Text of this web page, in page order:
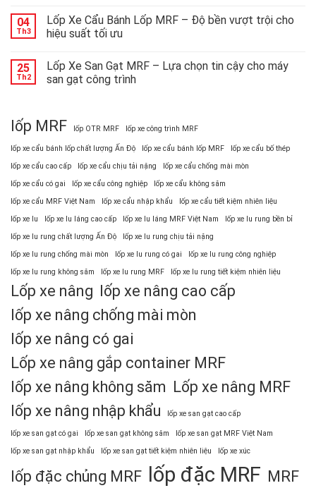
pháp
các
04
Th3
Lốp Xe Cẩu Bánh Lốp MRF – Độ bền vượt trội cho
hiệu suất tối ưu
25
Th2
Lốp Xe San Gạt MRF – Lựa chọn tin cậy cho máy
san gạt công trình
lốp MRF lốp OTR MRF lốp xe công trình MRF
lốp xe cẩu bánh lốp chất lượng Ấn Độ lốp xe cẩu bánh lốp MRF
lốp xe cẩu bố thép
lốp xe cẩu cao cấp
lốp xe cẩu chịu tải nặng
lốp xe cẩu chống mài mòn
lốp xe cẩu có gai
lốp xe cẩu công nghiệp
lốp xe cẩu không săm
lốp xe cẩu MRF Việt Nam
lốp xe cẩu nhập khẩu
lốp xe cẩu tiết kiệm nhiên liệu
lốp xe lu
lốp xe lu láng cao cấp lốp xe lu láng MRF Việt Nam
lốp xe lu rung bền bỉ
lốp xe lu rung chất lượng Ấn Độ
lốp xe lu rung chịu tải nặng
lốp xe lu rung chống mài mòn
lốp xe lu rung có gai
lốp xe lu rung công nghiệp
lốp xe lu rung không săm
lốp xe lu rung MRF lốp xe lu rung tiết kiệm nhiên liệu
Lốp xe nâng lốp xe nâng cao cấp
lốp xe nâng chống mài mòn
lốp xe nâng có gai
Lốp xe nâng gắp container MRF
lốp xe nâng không săm Lốp xe nâng MRF
lốp xe nâng nhập khẩu
lốp xe san gạt cao cấp
lốp xe san gạt có gai lốp xe san gạt không săm
lốp xe san gạt MRF Việt Nam
lốp xe san gạt nhập khẩu
lốp xe san gạt tiết kiệm nhiên liệu lốp xe xúc
lốp đặc chủng MRF lốp đặc MRF MRF